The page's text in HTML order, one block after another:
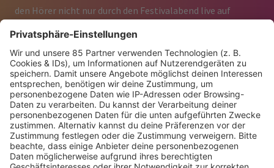
den Hörer nicht nur durch den Festivalabend live auf
Superstars am Mikrofon.
Auch als DJ kann er auf zahlreiche Auftritte zurückblicken:
Nicht nur bundesweit in den Clubs, sondern auch auf
unzähligen Festivalauftritten im In- und Ausland. So hatte
er 2007 die Ehre das Nature One Festival auf dem Open Air
Floor zu eröffnen und seither ist er ein fester Bestandteil
des Festival-Line-Ups.